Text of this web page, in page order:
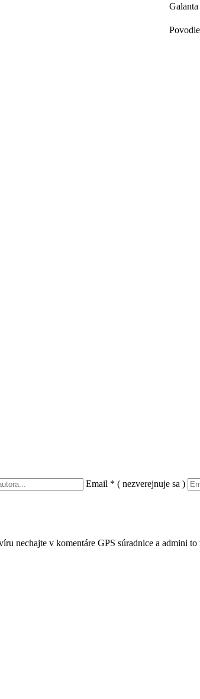
Galanta
Email * ( nezverejnuje sa )
nechajte v komentáre GPS súradnice a admini